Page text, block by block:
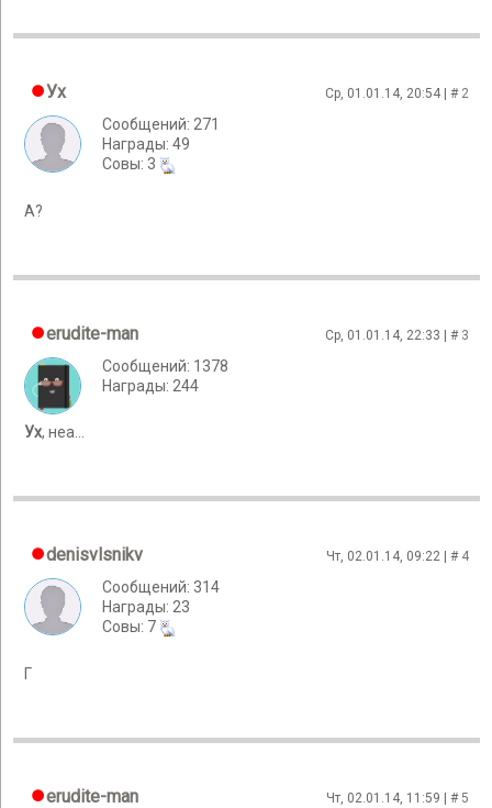
Ух Ср, 01.01.14, 20:54 | # 2
Сообщений: 271
Награды: 49
Cовы: 3
А?
erudite-man Ср, 01.01.14, 22:33 | # 3
Сообщений: 1378
Награды: 244
Ух, неа...
denisvlsnikv Чт, 02.01.14, 09:22 | # 4
Сообщений: 314
Награды: 23
Cовы: 7
Г
erudite-man Чт, 02.01.14, 11:59 | #5